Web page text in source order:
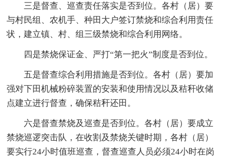
三是督查、巡查责任落实是否到位。各村（居）要
与村民组、农机手、种田大户签订禁烧和综合利用责任
状，建立镇、村、组三级禁烧和综合利用网络。
四是禁烧保证金、严打“第一把火”制度是否到位。
五是督查综合利用措施是否到位。各村（居）要加
强对下田机械粉碎装置的安装和使用情况以及秸秆收储
点建立进行督查，确保秸秆还田。
六是督查禁烧及巡查是否到位。各村（居）要成立
禁烧巡逻突击队，在收割及禁烧关键时期，各村（居）
要实行24小时值班巡查，督查巡查人员必须24小时在岗